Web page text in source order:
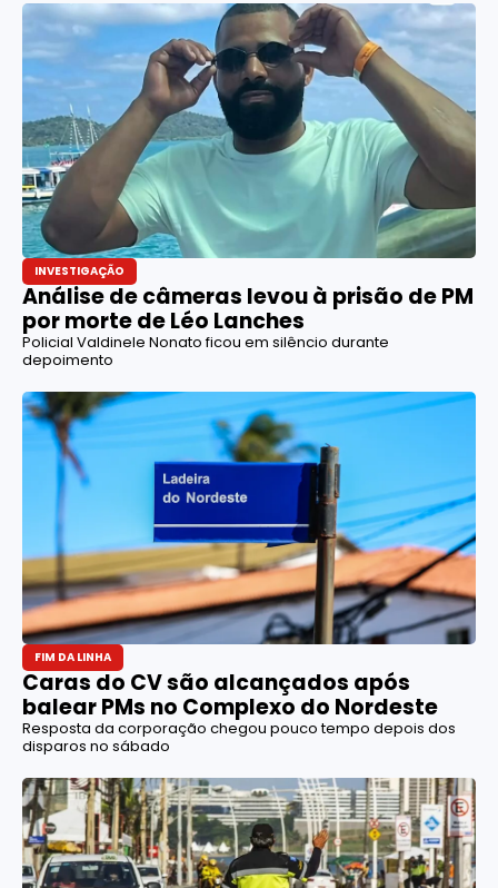
INVESTIGAÇÃO
Análise de câmeras levou à prisão de PM
por morte de Léo Lanches
Policial Valdinele Nonato ficou em silêncio durante
depoimento
FIM DA LINHA
Caras do CV são alcançados após
balear PMs no Complexo do Nordeste
Resposta da corporação chegou pouco tempo depois dos
disparos no sábado